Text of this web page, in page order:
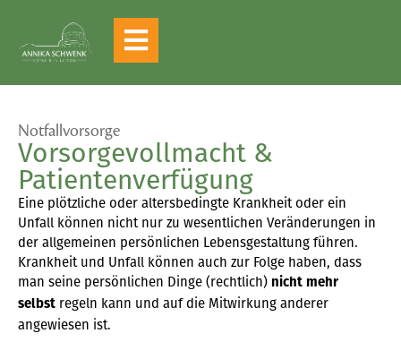
Notfallvorsorge
Vorsorgevollmacht &
Patientenverfügung
Eine plötzliche oder altersbedingte Krankheit oder ein
Unfall können nicht nur zu wesentlichen Veränderungen in
der allgemeinen persönlichen Lebensgestaltung führen.
Krankheit und Unfall können auch zur Folge haben, dass
man seine persönlichen Dinge (rechtlich) nicht mehr
selbst regeln kann und auf die Mitwirkung anderer
angewiesen ist.